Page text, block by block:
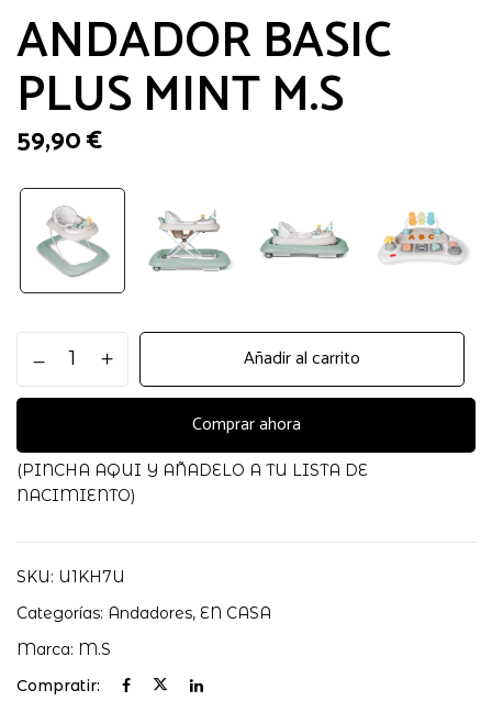
ANDADOR BASIC
PLUS MINT M.S
59,90€
BASIC
PLUS
M.S
cantidad
Añadir al carrito
Comprar ahora
(PINCHA AQUI Y AÑADELO A TU LISTA DE
NACIMIENTO)
SKU: U1KH7U
Categorías: Andadores, EN CASA
Marca: M.S
Compratir: